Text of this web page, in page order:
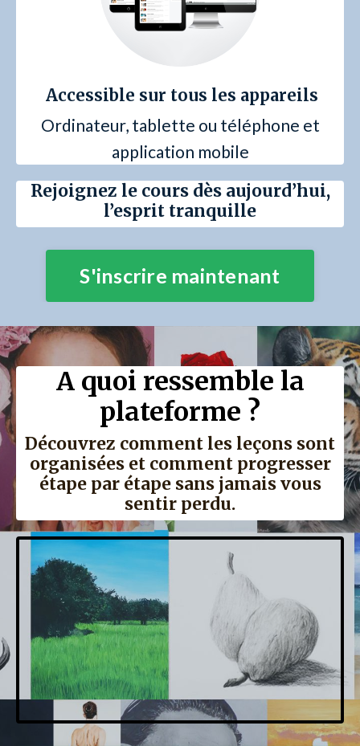
Accessible sur tous les appareils
Ordinateur, tablette ou téléphone et
application mobile
Rejoignez le cours dès aujourd’hui,
l’esprit tranquille
S'inscrire maintenant
A quoi ressemble la
plateforme ?
Découvrez comment les leçons sont
organisées et comment progresser
étape par étape sans jamais vous
sentir perdu.